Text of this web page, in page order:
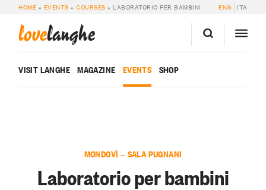
HOME » EVENTS »COURSES » LABORATORIO PER BAMBINI ENG ITA
lovelanghe
VISIT LANGHE MAGAZINE EVENTS SHOP
MONDOVÌ — SALA PUGNANI
Laboratorio per bambini